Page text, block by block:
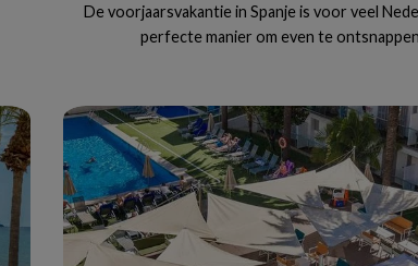
De voorjaarsvakantie in Spanje is voor veel
perfecte manier om even te ontsnappen